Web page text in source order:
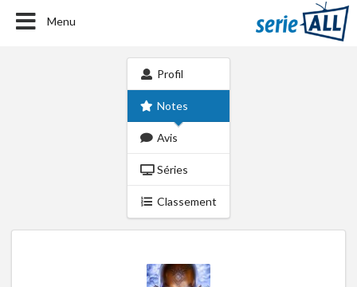
Menu
Profil
Notes
Avis
Séries
Classement